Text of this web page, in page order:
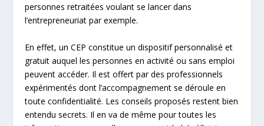
personnes retraitées voulant se lancer dans
l’entrepreneuriat par exemple.
En effet, un CEP constitue un dispositif personnalisé et
gratuit auquel les personnes en activité ou sans emploi
peuvent accéder. Il est offert par des professionnels
expérimentés dont l’accompagnement se déroule en
toute confidentialité. Les conseils proposés restent bien
entendu secrets. Il en va de même pour toutes les